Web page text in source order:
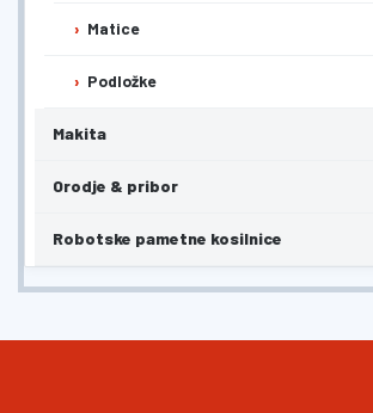
Matice
Podložke
Makita
Orodje & pribor
Robotske pametne kosilnice